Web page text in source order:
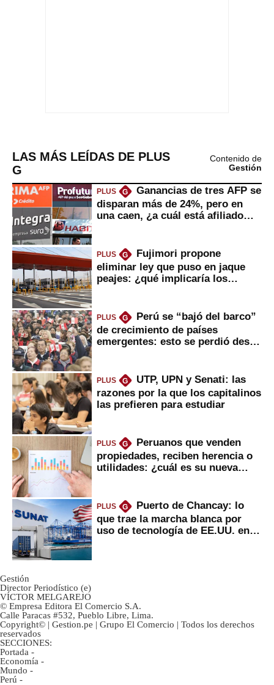
LAS MÁS LEÍDAS DE PLUS
G
Contenido de
Gestión
PLUS G
Ganancias de tres AFP se
disparan más de 24%, pero en
una caen, ¿a cuál está afiliado
PLUS G
Fujimori propone
eliminar ley que puso en jaque
peajes: ¿qué implicaría los
PLUS G
Perú se “bajó del barco”
de crecimiento de países
emergentes: esto se perdió desde
PLUS G
UTP, UPN y Senati: las
razones por la que los capitalinos
las prefieren para estudiar
PLUS G
Peruanos que venden
propiedades, reciben herencia o
utilidades: ¿cuál es su nueva
PLUS G
Puerto de Chancay: lo
que trae la marcha blanca por
uso de tecnología de EE.UU. en
Gestión
Director Periodístico (e)
VÍCTOR MELGAREJO
© Empresa Editora El Comercio S.A.
Calle Paracas #532, Pueblo Libre, Lima.
Copyright© | Gestion.pe | Grupo El Comercio | Todos los derechos
reservados
SECCIONES:
Portada -
Economía -
Mundo -
Perú -